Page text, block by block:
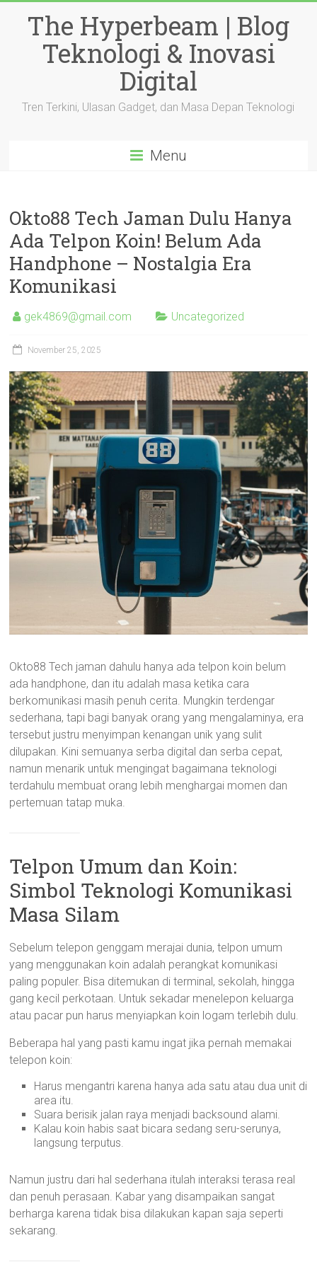
contentThe Hyperbeam | Blog
Teknologi & Inovasi
Digital
Tren Terkini, Ulasan Gadget, dan Masa Depan Teknologi
Menu
Okto88 Tech Jaman Dulu Hanya
Ada Telpon Koin! Belum Ada
Handphone – Nostalgia Era
Komunikasi
gek4869@gmail.com Uncategorized
November 25, 2025
Okto88 Tech jaman dahulu hanya ada telpon koin belum
ada handphone, dan itu adalah masa ketika cara
berkomunikasi masih penuh cerita. Mungkin terdengar
sederhana, tapi bagi banyak orang yang mengalaminya, era
tersebut justru menyimpan kenangan unik yang sulit
dilupakan. Kini semuanya serba digital dan serba cepat,
namun menarik untuk mengingat bagaimana teknologi
terdahulu membuat orang lebih menghargai momen dan
pertemuan tatap muka.
Telpon Umum dan Koin:
Simbol Teknologi Komunikasi
Masa Silam
Sebelum telepon genggam merajai dunia, telpon umum
yang menggunakan koin adalah perangkat komunikasi
paling populer. Bisa ditemukan di terminal, sekolah, hingga
gang kecil perkotaan. Untuk sekadar menelepon keluarga
atau pacar pun harus menyiapkan koin logam terlebih dulu.
Beberapa hal yang pasti kamu ingat jika pernah memakai
telepon koin:
Harus mengantri karena hanya ada satu atau dua unit di
area itu.
Suara berisik jalan raya menjadi backsound alami.
Kalau koin habis saat bicara sedang seru-serunya,
langsung terputus.
Namun justru dari hal sederhana itulah interaksi terasa real
dan penuh perasaan. Kabar yang disampaikan sangat
berharga karena tidak bisa dilakukan kapan saja seperti
sekarang.